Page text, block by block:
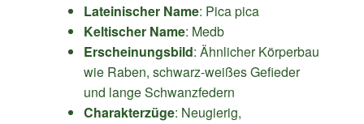
Lateinischer Name: Pica pica
Keltischer Name: Medb
Erscheinungsbild: Ähnlicher Körperbau
wie Raben, schwarz-weißes Gefieder
und lange Schwanzfedern
Charakterzüge: Neugierig,